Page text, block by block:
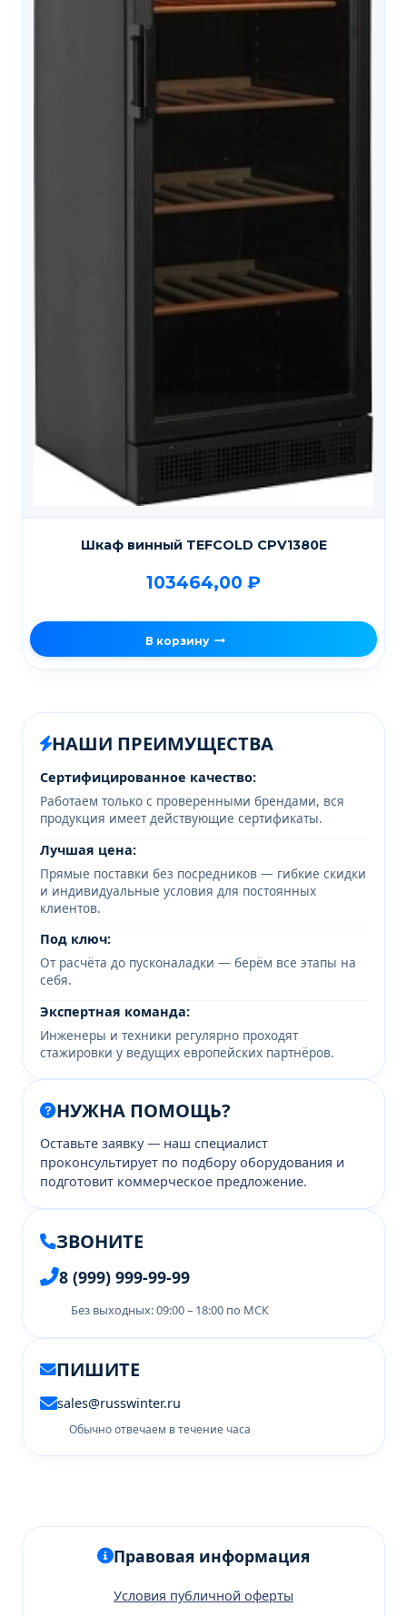
Шкаф винный TEFCOLD CPV1380E
103464,00 ₽
В корзину
НАШИ ПРЕИМУЩЕСТВА
Сертифицированное качество:
Работаем только с проверенными брендами, вся
продукция имеет действующие сертификаты.
Лучшая цена:
Прямые поставки без посредников — гибкие скидки
и индивидуальные условия для постоянных
клиентов.
Под ключ:
От расчёта до пусконаладки — берём все этапы на
себя.
Экспертная команда:
Инженеры и техники регулярно проходят
стажировки у ведущих европейских партнёров.
НУЖНА ПОМОЩЬ?
Оставьте заявку — наш специалист
проконсультирует по подбору оборудования и
подготовит коммерческое предложение.
ЗВОНИТЕ
8 (999) 999-99-99
Без выходных: 09:00 – 18:00 по МСК
ПИШИТЕ
sales@russwinter.ru
Обычно отвечаем в течение часа
Правовая информация
Условия публичной оферты